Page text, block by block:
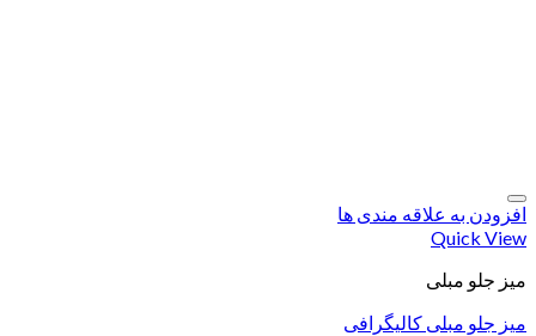
افزودن به علاقه مندی ها
Quick View
میز جلو مبلی
میز جلو مبلی کالیگرافی